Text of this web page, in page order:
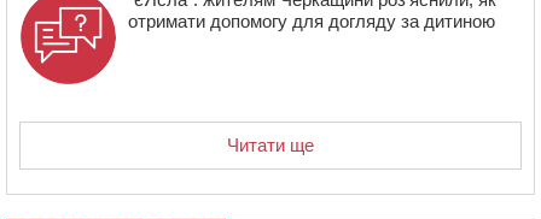
отримати допомогу для догляду за дитиною
Читати ще